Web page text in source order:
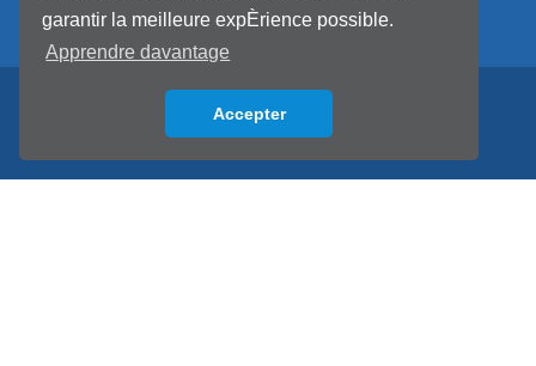
garantir la meilleure expÈrience possible.
Apprendre davantage
Accepter
Back to top